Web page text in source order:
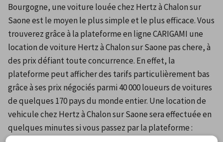
Bourgogne, une voiture louée chez Hertz à Chalon sur
Saone est le moyen le plus simple et le plus efficace. Vous
trouverez grâce à la plateforme en ligne CARIGAMI une
location de voiture Hertz à Chalon sur Saone pas chere, à
des prix défiant toute concurrence. En effet, la
plateforme peut afficher des tarifs particulièrement bas
grâce à ses prix négociés parmi 40 000 loueurs de voitures
de quelques 170 pays du monde entier. Une location de
vehicule chez Hertz à Chalon sur Saone sera effectuée en
quelques minutes si vous passez par la plateforme :